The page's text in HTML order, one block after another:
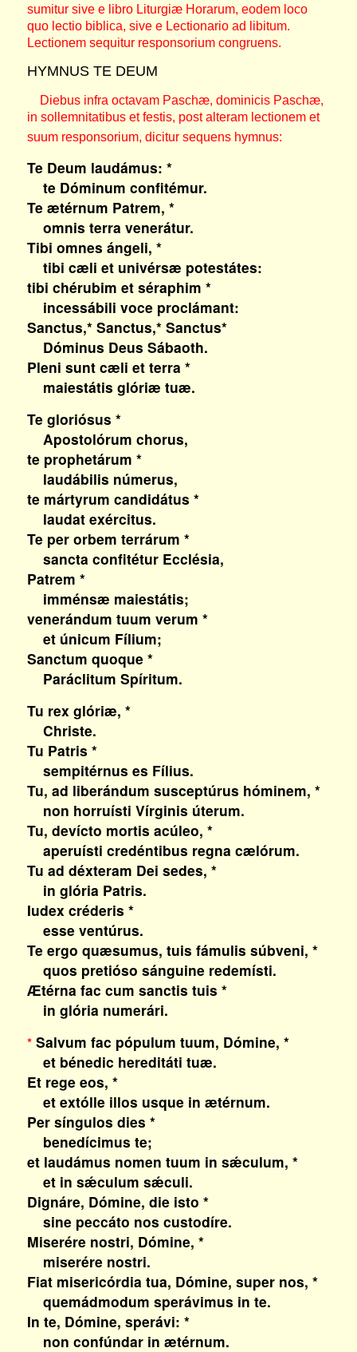
sumitur sive e libro Liturgiæ Horarum, eodem loco
quo lectio biblica, sive e Lectionario ad libitum.
Lectionem sequitur responsorium congruens.
HYMNUS TE DEUM
Diebus infra octavam Paschæ, dominicis Paschæ,
in sollemnitatibus et festis, post alteram lectionem et
suum responsorium, dicitur sequens hymnus:
Te Deum laudámus: *
te Dóminum confitémur.
Te ætérnum Patrem, *
omnis terra venerátur.
Tibi omnes ángeli, *
tibi cæli et univérsæ potestátes:
tibi chérubim et séraphim *
incessábili voce proclámant:
Sanctus,* Sanctus,* Sanctus*
Dóminus Deus Sábaoth.
Pleni sunt cæli et terra *
maiestátis glóriæ tuæ.
Te gloriósus *
Apostolórum chorus,
te prophetárum *
laudábilis númerus,
te mártyrum candidátus *
laudat exércitus.
Te per orbem terrárum *
sancta confitétur Ecclésia,
Patrem *
imménsæ maiestátis;
venerándum tuum verum *
et únicum Fílium;
Sanctum quoque *
Paráclitum Spíritum.
Tu rex glóriæ, *
Christe.
Tu Patris *
sempitérnus es Fílius.
Tu, ad liberándum susceptúrus hóminem, *
non horruísti Vírginis úterum.
Tu, devícto mortis acúleo, *
aperuísti credéntibus regna cælórum.
Tu ad déxteram Dei sedes, *
in glória Patris.
Iudex créderis *
esse ventúrus.
Te ergo quæsumus, tuis fámulis súbveni, *
quos pretióso sánguine redemísti.
Ætérna fac cum sanctis tuis *
in glória numerári.
*Salvum fac pópulum tuum, Dómine, *
et bénedic hereditáti tuæ.
Et rege eos, *
et extólle illos usque in ætérnum.
Per síngulos dies *
benedícimus te;
et laudámus nomen tuum in sǽculum, *
et in sǽculum sǽculi.
Dignáre, Dómine, die isto *
sine peccáto nos custodíre.
Miserére nostri, Dómine, *
miserére nostri.
Fiat misericórdia tua, Dómine, super nos, *
quemádmodum sperávimus in te.
In te, Dómine, sperávi: *
non confúndar in ætérnum.